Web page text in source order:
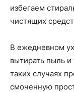
избегаем
чистящих
В ежедневном
вытирать пыль и
таких случаях
смоченную